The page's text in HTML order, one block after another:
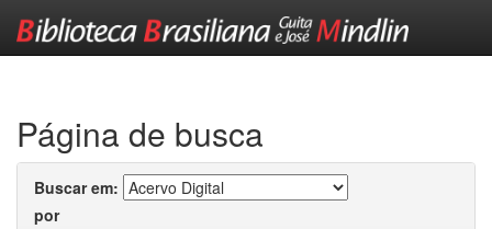
Página de busca
Buscar em:
por